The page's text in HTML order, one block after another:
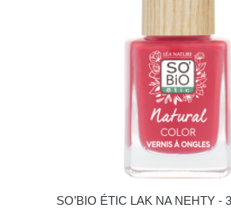
SO’BIO ÉTIC LAK NA NEHTY -